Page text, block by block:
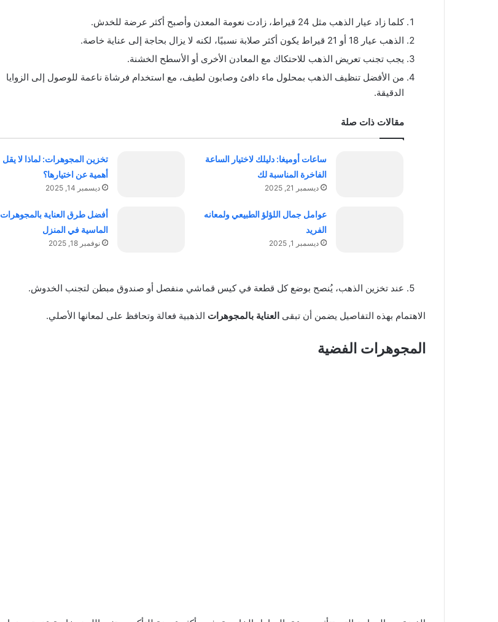
كلما زاد عيار الذهب مثل 24 قيراط، زادت نعومة المعدن وأصبح أكثر عرضة للخدش.
الذهب عيار 18 أو 21 قيراط يكون أكثر صلابة نسبيًا، لكنه لا يزال بحاجة إلى عناية خاصة.
يجب تجنب تعريض الذهب للاحتكاك مع المعادن الأخرى أو الأسطح الخشنة.
من الأفضل تنظيف الذهب بمحلول ماء دافئ وصابون لطيف، مع استخدام فرشاة ناعمة للوصول إلى الزوايا
الدقيقة.
مقالات ذات صلة
ساعات أوميغا: دليلك لاختيار الساعة
الفاخرة المناسبة لك
ديسمبر 21, 2025
تخزين المجوهرات: لماذا لا يقل
أهمية عن اختيارها؟
ديسمبر 14, 2025
عوامل جمال اللؤلؤ الطبيعي ولمعانه
الفريد
ديسمبر 1, 2025
أفضل طرق العناية بالمجوهرات
الماسية في المنزل
نوفمبر 18, 2025
عند تخزين الذهب، يُنصح بوضع كل قطعة في كيس قماشي منفصل أو صندوق مبطن لتجنب الخدوش.
الاهتمام بهذه التفاصيل يضمن أن تبقى العناية بالمجوهرات الذهبية فعالة وتحافظ على لمعانها الأصلي.
المجوهرات الفضية